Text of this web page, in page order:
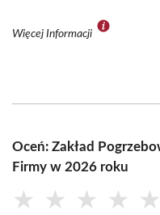
Więcej Informacji
Oceń: Zakład
Firmy w 2026 roku
★ ★ ★ ★ ★